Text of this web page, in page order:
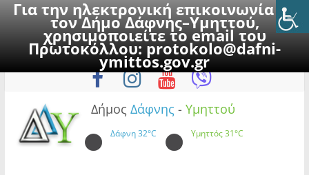
Για την ηλεκτρονική επικοινωνία με
τον Δήμο Δάφνης–Υμηττού,
χρησιμοποιείτε το email του
Πρωτοκόλλου:protokolo@dafni-
ymittos.gov.gr
to
Σάββατο, 8 Αυγούστου 2026
Δήμος Δάφνης - Υμηττού
Δάφνη32°C Υμηττός31°C